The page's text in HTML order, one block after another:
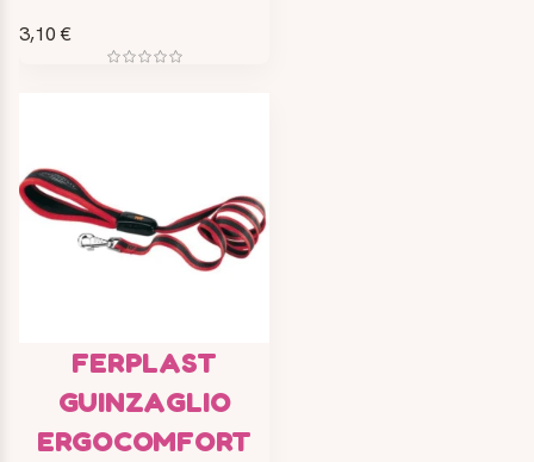
3,10 €
FERPLAST
GUINZAGLIO
ERGOCOMFORT